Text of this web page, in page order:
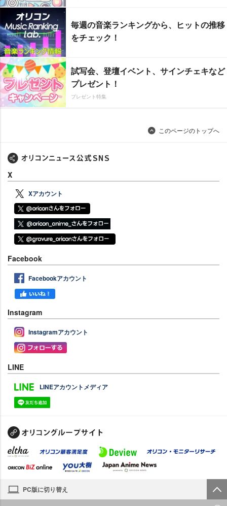
毎週の音楽ランキングから、ヒットの推移
をチェック！
試写会、登壇イベント、サインチェキなど
プレゼント！
プレゼント特集
このページのトップへ
X
Xアカウント
Facebook
Facebookアカウント
Instagram
Instagramアカウント
LINE
LINEアカウントメディア
PC版に切り替え